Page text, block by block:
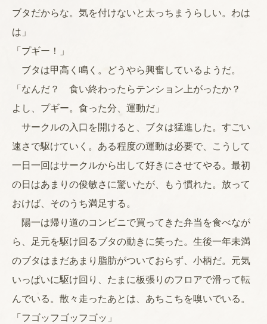
ブタだからな。気を付けないと太っちまうらしい。わは
は」
「プギー！」
ブタは甲高く鳴く。どうやら興奮しているようだ。
「なんだ？ 食い終わったらテンション上がったか？
よし、プギー。食った分、運動だ」
サークルの入口を開けると、ブタは猛進した。すごい
速さで駆けていく。ある程度の運動は必要で、こうして
一日一回はサークルから出して好きにさせてやる。最初
の日はあまりの俊敏さに驚いたが、もう慣れた。放って
おけば、そのうち満足する。
陽一は帰り道のコンビニで買ってきた弁当を食べなが
ら、足元を駆け回るブタの動きに笑った。生後一年未満
のブタはまだあまり脂肪がついておらず、小柄だ。元気
いっぱいに駆け回り、たまに板張りのフロアで滑って転
んでいる。散々走ったあとは、あちこちを嗅いでいる。
「フゴッフゴッフゴッ」